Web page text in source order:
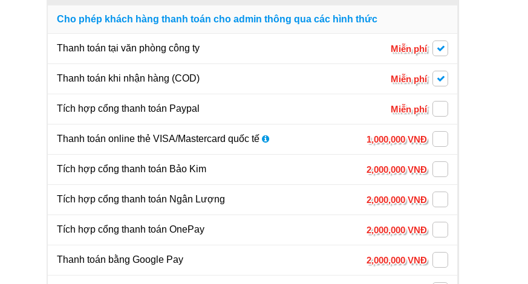
Cho phép khách hàng thanh toán cho admin thông qua các hình thức
Thanh toán tại văn phòng công ty Miễn phí
Thanh toán khi nhận hàng (COD) Miễn phí
Tích hợp cổng thanh toán Paypal Miễn phí
Thanh toán online thẻ VISA/Mastercard quốc tế 1,000,000 VNĐ
Tích hợp cổng thanh toán Bảo Kim 2,000,000 VNĐ
Tích hợp cổng thanh toán Ngân Lượng 2,000,000 VNĐ
Tích hợp cổng thanh toán OnePay 2,000,000 VNĐ
Thanh toán bằng Google Pay 2,000,000 VNĐ